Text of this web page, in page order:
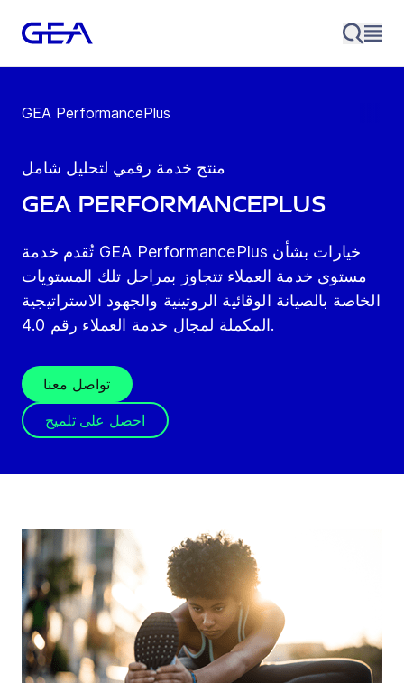
GEA PerformancePlus
منتج خدمة رقمي لتحليل شامل
GEA PerformancePlus
تُقدم خدمة GEA PerformancePlus خيارات بشأن
مستوى خدمة العملاء تتجاوز بمراحل تلك المستويات
الخاصة بالصيانة الوقائية الروتينية والجهود الاستراتيجية
المكملة لمجال خدمة العملاء رقم 4.0.
تواصل معنا
احصل على تلميح